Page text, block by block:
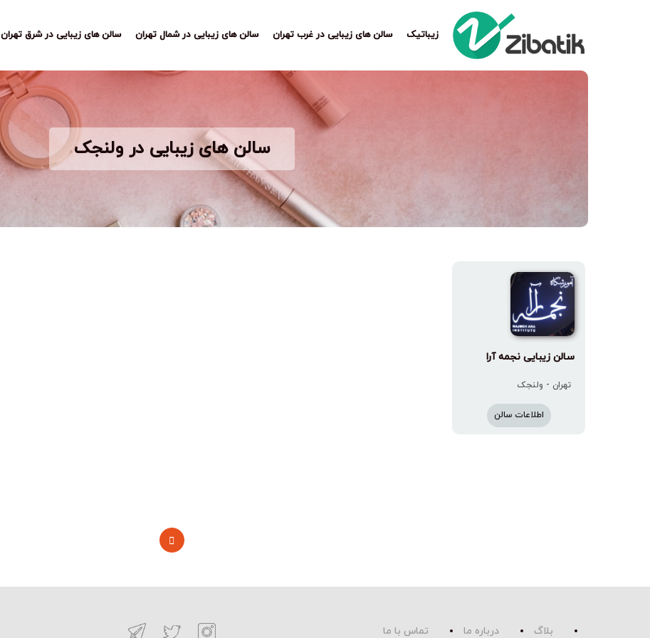
زیباتیک سالن های زیبایی در غرب تهران سالن های زیبایی در شمال تهران سالن های زیبایی در شرق تهران
سالن های زیبایی در ولنجک
سالن زیبایی نجمه آرا
تهران - ولنجک
اطلاعات سالن
بلاگ درباره ما تماس با ما